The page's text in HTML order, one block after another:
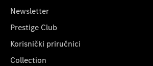
Newsletter
Prestige Club
Korisnički priručnici
Collection